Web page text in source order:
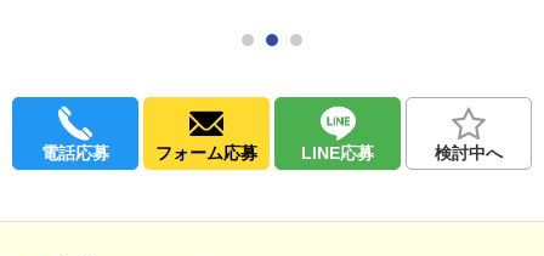
一緒に『LIPS札幌グループ』を盛り上げていきませんか？
電話応募 フォーム応募 LINE応募 検討中へ